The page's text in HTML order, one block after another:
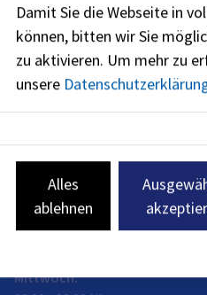
Anschrift
Hartmannstraße 118
91052Erlangen
Öffnungszeiten
jetzt geschlossen
Montag
08:00 - 12:00
Dienstag:
Mittwoch:
Damit Sie die Webseite in
können, bitten wir Sie
zu aktivieren. Um mehr zu
unsere
Alles
ablehnen